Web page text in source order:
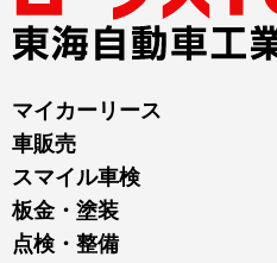
マイカーリース
車販売
スマイル車検
板金・塗装
点検・整備